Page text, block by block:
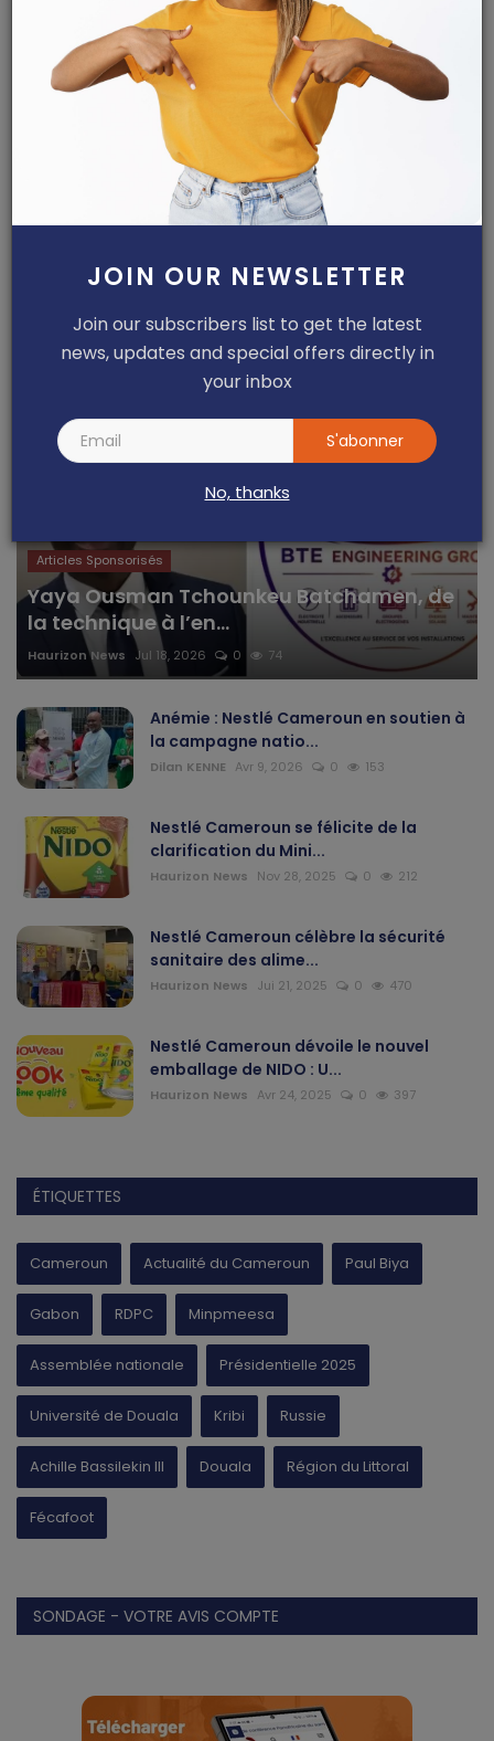
JOIN OUR NEWSLETTER
Join our subscribers list to get the latest
news, updates and special offers directly in
your inbox
S'abonner
No, thanks
Dilan KENNE Jul 25, 2026
Hôpital régional annexe de Garoua-
Boulaï : Dr Léon Nem...
Haurizon News Jul 10, 2026
Nkoulou Nkoulou Ninon Rosine décroche
son doctorat PhD ...
ARTICLES RECOMMANDÉS
Articles Sponsorisés
Yaya Ousman Tchounkeu Batchamen, de
la technique à l’en...
Haurizon News Jul 18, 2026 0 74
Anémie : Nestlé Cameroun en soutien à
la campagne natio...
Dilan KENNE Avr 9, 2026 0 153
Nestlé Cameroun se félicite de la
clarification du Mini...
Haurizon News Nov 28, 2025 0 212
Nestlé Cameroun célèbre la sécurité
sanitaire des alime...
Haurizon News Jui 21, 2025 0 470
Nestlé Cameroun dévoile le nouvel
emballage de NIDO : U...
Haurizon News Avr 24, 2025 0 397
ÉTIQUETTES
Cameroun Actualité du Cameroun Paul Biya
Gabon RDPC Minpmeesa
Assemblée nationale Présidentielle 2025
Université de Douala Kribi Russie
Achille Bassilekin III Douala Région du Littoral
Fécafoot
SONDAGE - VOTRE AVIS COMPTE